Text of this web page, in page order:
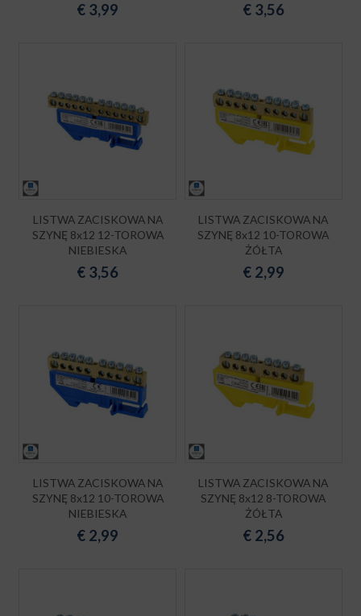
€ 3,99 € 3,56
LISTWA ZACISKOWA NA
SZYNĘ 8x12 12-TOROWA
NIEBIESKA
€ 3,56
LISTWA ZACISKOWA NA
SZYNĘ 8x12 10-TOROWA
ŻÓŁTA
€ 2,99
LISTWA ZACISKOWA NA
SZYNĘ 8x12 10-TOROWA
NIEBIESKA
€ 2,99
LISTWA ZACISKOWA NA
SZYNĘ 8x12 8-TOROWA
ŻÓŁTA
€ 2,56